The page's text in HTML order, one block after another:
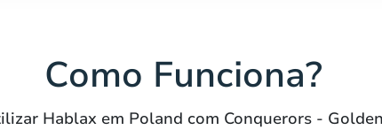
Como Funciona?
Hablax em Poland com Conquerors -